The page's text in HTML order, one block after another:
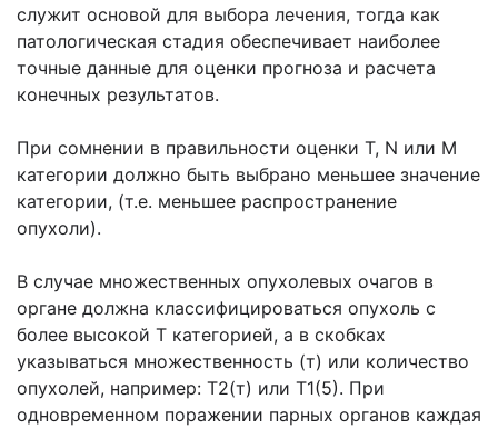
служит основой для выбора лечения, тогда как
патологическая стадия обеспечивает наиболее
точные данные для оценки прогноза и расчета
конечных результатов.
При сомнении в правильности оценки Т, N или М
категории должно быть выбрано меньшее значение
категории, (т.е. меньшее распространение
опухоли).
В случае множественных опухолевых очагов в
органе должна классифицироваться опухоль с
более высокой Т категорией, а в скобках
указываться множественность (т) или количество
опухолей, например: Т2(т) или Т1(5). При
одновременном поражении парных органов каждая